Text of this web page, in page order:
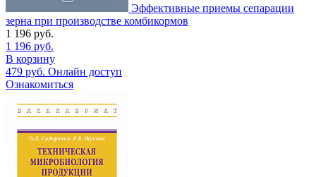
Эффективные приемы сепарации
зерна при производстве комбикормов
1 196 руб.
1 196 руб.
В корзину
479 руб. Онлайн доступ
Ознакомиться